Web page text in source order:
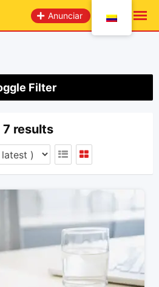
Anunciar
Filter
7 results